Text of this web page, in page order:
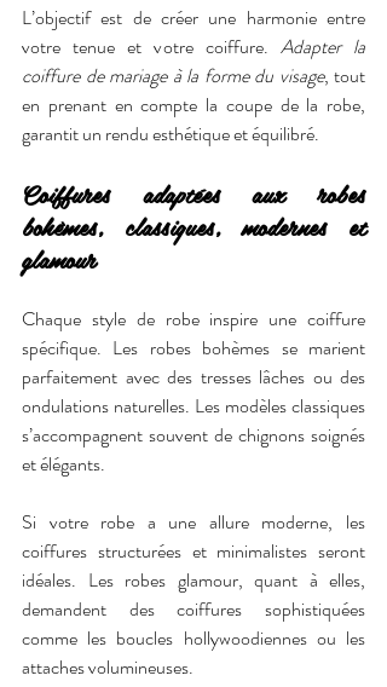
L’objectif est de créer une harmonie entre
votre tenue et votre coiffure. Adapter la
coiffure de mariage à la forme du visage, tout
en prenant en compte la coupe de la robe,
garantit un rendu esthétique et équilibré.
Coiffures adaptées aux robes
bohèmes, classiques, modernes et
glamour
Chaque style de robe inspire une coiffure
spécifique. Les robes bohèmes se marient
parfaitement avec des tresses lâches ou des
ondulations naturelles. Les modèles classiques
s’accompagnent souvent de chignons soignés
et élégants.
Si votre robe a une allure moderne, les
coiffures structurées et minimalistes seront
idéales. Les robes glamour, quant à elles,
demandent des coiffures sophistiquées
comme les boucles hollywoodiennes ou les
attaches volumineuses.